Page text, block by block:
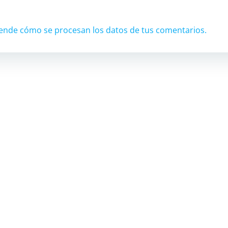
cómo se procesan los datos de tus comentarios.